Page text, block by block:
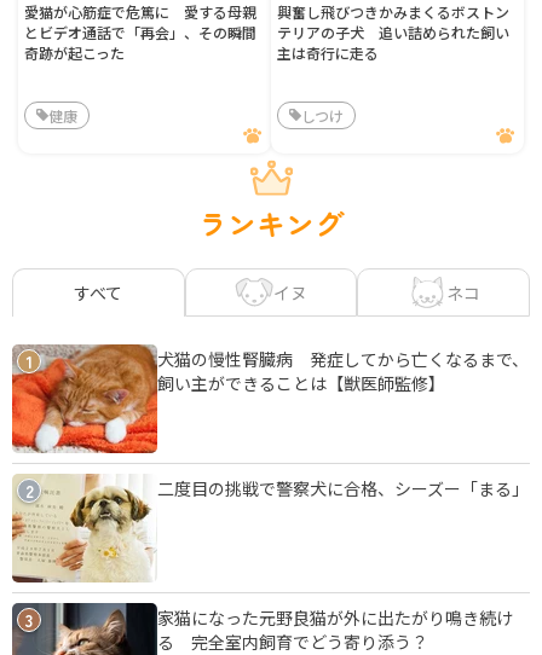
愛猫が心筋症で危篤に 愛する母親
とビデオ通話で「再会」、その瞬間
奇跡が起こった
健康
興奮し飛びつきかみまくるボストン
テリアの子犬 追い詰められた飼い
主は奇行に走る
しつけ
ランキング
すべて イヌ ネコ
1
犬猫の慢性腎臓病 発症してから亡くなるまで、
飼い主ができることは【獣医師監修】
2 二度目の挑戦で警察犬に合格、シーズー「まる」
3
家猫になった元野良猫が外に出たがり鳴き続け
る 完全室内飼育でどう寄り添う？